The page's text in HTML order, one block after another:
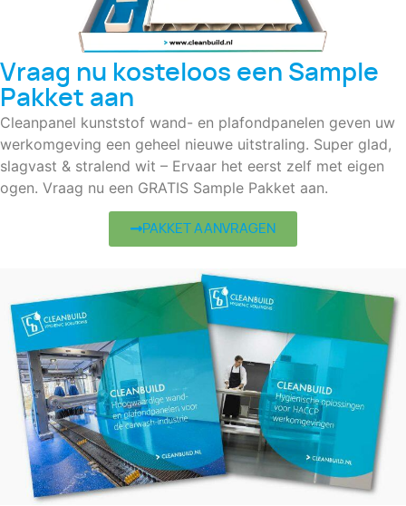
Vraag nu kosteloos een Sample
Pakket aan
Cleanpanel kunststof wand- en plafondpanelen geven uw
werkomgeving een geheel nieuwe uitstraling. Super glad,
slagvast & stralend wit – Ervaar het eerst zelf met eigen
ogen. Vraag nu een GRATIS Sample Pakket aan.
PAKKET AANVRAGEN